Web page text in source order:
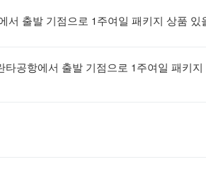
서 출발 기점으로 1주여일 패키지 상품 있
공항에서 출발 기점으로 1주여일 패키지